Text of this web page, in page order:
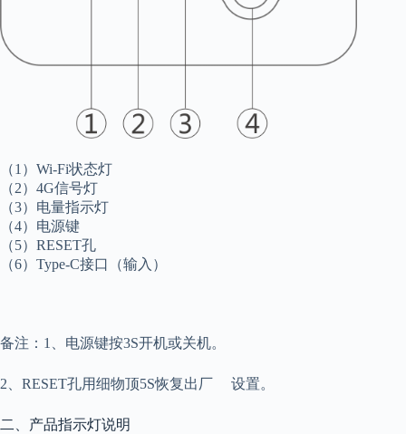
（1）Wi-Fi状态灯
（2）4G信号灯
（3）电量指示灯
（4）电源键
（5）RESET孔
（6）Type-C接口（输入）
备注：1、电源键按3S开机或关机。
2、RESET孔用细物顶5S恢复出厂 设置。
二、产品指示灯说明